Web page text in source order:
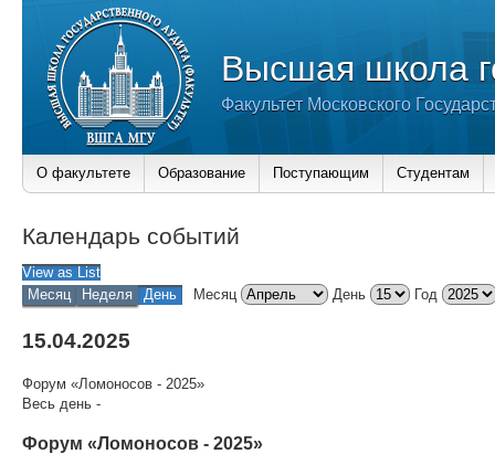
Высшая школа
Факультет Московского
О факультете Образование Поступающим Студентам
Календарь событий
View asList
Месяц
Неделя День Месяц День Год
15.04.2025
Форум «Ломоносов - 2025»
Весь день -
Форум «Ломоносов - 2025»